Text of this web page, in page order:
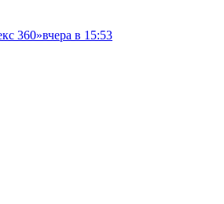
360»вчера в 15:53